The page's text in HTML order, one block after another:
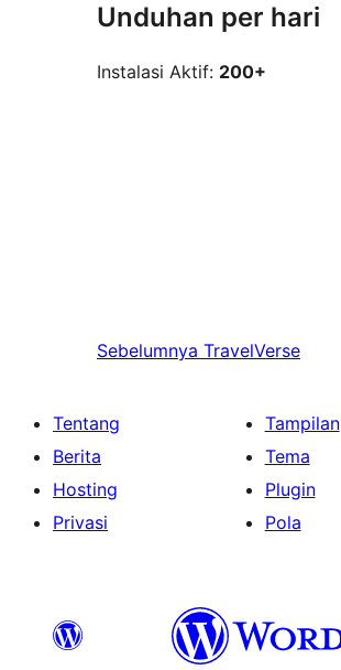
Unduhan per hari
Instalasi Aktif: 200+
Sebelumnya TravelVerse
Tentang
Berita
Hosting
Privasi
Tampilan
Tema
Plugin
Pola